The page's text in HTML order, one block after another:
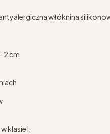
włóknina
2 cm
klasie I,